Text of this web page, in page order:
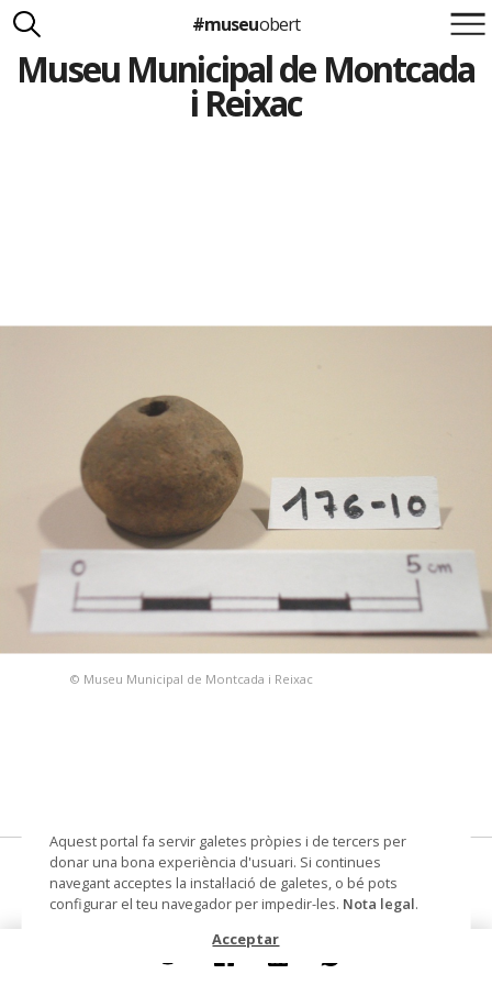
Suma't a la iniciativa
Carlota Royo
#museuobert
Museu Municipal de Montcada
i Reixac
© Museu Municipal de Montcada i Reixac
fusaiola
Datació segle IV ante - segle III ante
Aquest portal fa servir galetes pròpies i de tercers per
donar una bona experiència d'usuari. Si continues
navegant acceptes la instal·lació de galetes, o bé pots
configurar el teu navegador per impedir-les. Nota legal.
Acceptar